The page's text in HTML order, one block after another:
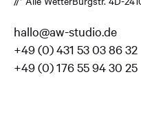
hallo@aw-studio.de
+49 (0) 431 53 03 86 32
+49 (0) 176 55 94 30 25